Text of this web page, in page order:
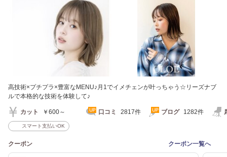
高技術×プチプラ×豊富なMENU♪月1でイメチェンが叶っちゃう☆リーズナブ
ルで本格的な技術を体験して♪
カット ￥600～ 口コミ 2817件 ブログ 1282件
スマート支払いOK
クーポン クーポン一覧へ